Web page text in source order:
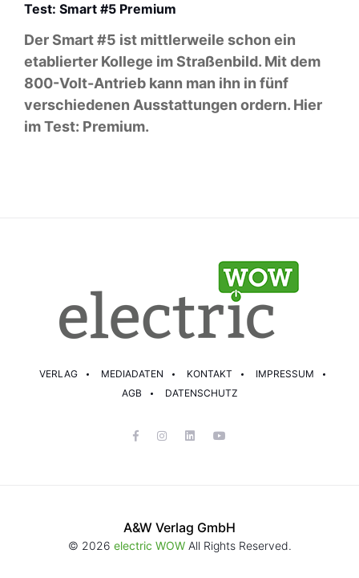
Test: Smart #5 Premium
Der Smart #5 ist mittlerweile schon ein
etablierter Kollege im Straßenbild. Mit dem
800-Volt-Antrieb kann man ihn in fünf
verschiedenen Ausstattungen ordern. Hier
im Test: Premium.
VERLAG MEDIADATEN KONTAKT
IMPRESSUM
AGB
DATENSCHUTZ
A&W Verlag GmbH
© 2026 electric WOWAll Rights Reserved.